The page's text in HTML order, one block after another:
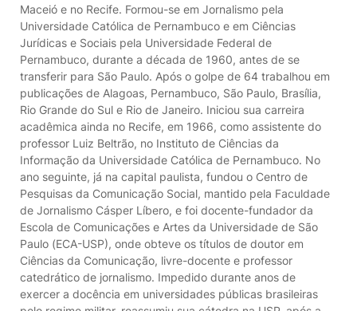
Maceió e no Recife. Formou-se em Jornalismo pela
Universidade Católica de Pernambuco e em Ciências
Jurídicas e Sociais pela Universidade Federal de
Pernambuco, durante a década de 1960, antes de se
transferir para São Paulo. Após o golpe de 64 trabalhou em
publicações de Alagoas, Pernambuco, São Paulo, Brasília,
Rio Grande do Sul e Rio de Janeiro. Iniciou sua carreira
acadêmica ainda no Recife, em 1966, como assistente do
professor Luiz Beltrão, no Instituto de Ciências da
Informação da Universidade Católica de Pernambuco. No
ano seguinte, já na capital paulista, fundou o Centro de
Pesquisas da Comunicação Social, mantido pela Faculdade
de Jornalismo Cásper Líbero, e foi docente-fundador da
Escola de Comunicações e Artes da Universidade de São
Paulo (ECA-USP), onde obteve os títulos de doutor em
Ciências da Comunicação, livre-docente e professor
catedrático de jornalismo. Impedido durante anos de
exercer a docência em universidades públicas brasileiras